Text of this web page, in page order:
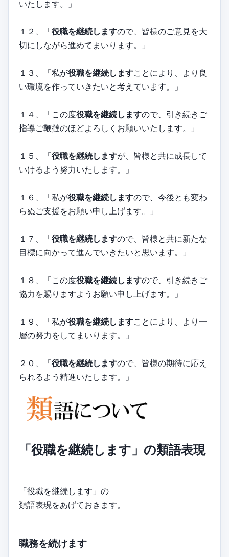
いたします。」
１２、「役職を継続しますので、皆様のご意見を大
切にしながら進めてまいります。」
１３、「私が役職を継続しますことにより、より良
い環境を作っていきたいと考えています。」
１４、「この度役職を継続しますので、引き続きご
指導ご鞭撻のほどよろしくお願いいたします。」
１５、「役職を継続しますが、皆様と共に成長して
いけるよう努力いたします。」
１６、「私が役職を継続しますので、今後とも変わ
らぬご支援をお願い申し上げます。」
１７、「役職を継続しますので、皆様と共に新たな
目標に向かって進んでいきたいと思います。」
１８、「この度役職を継続しますので、引き続きご
協力を賜りますようお願い申し上げます。」
１９、「私が役職を継続しますことにより、より一
層の努力をしてまいります。」
２０、「役職を継続しますので、皆様の期待に応え
られるよう精進いたします。」
「役職を継続します」の類語表現
「役職を継続します」の
類語表現をあげておきます。
職務を続けます